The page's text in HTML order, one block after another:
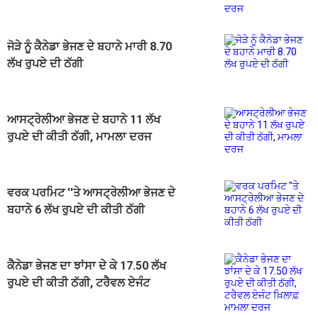
ਜੋੜੇ ਨੂੰ ਕੈਨੇਡਾ ਭੇਜਣ ਦੇ ਬਹਾਨੇ ਮਾਰੀ 8.70
ਲੱਖ ਰੁਪਏ ਦੀ ਠੱਗੀ
ਆਸਟ੍ਰੇਲੀਆ ਭੇਜਣ ਦੇ ਬਹਾਨੇ 11 ਲੱਖ
ਰੁਪਏ ਦੀ ਕੀਤੀ ਠੱਗੀ, ਮਾਮਲਾ ਦਰਜ
ਵਰਕ ਪਰਮਿਟ ''ਤੇ ਆਸਟ੍ਰੇਲੀਆ ਭੇਜਣ ਦੇ
ਬਹਾਨੇ 6 ਲੱਖ ਰੁਪਏ ਦੀ ਕੀਤੀ ਠੱਗੀ
ਕੈਨੇਡਾ ਭੇਜਣ ਦਾ ਝਾਂਸਾ ਦੇ ਕੇ 17.50 ਲੱਖ
ਰੁਪਏ ਦੀ ਕੀਤੀ ਠੱਗੀ, ਟਰੈਵਲ ਏਜੰਟ